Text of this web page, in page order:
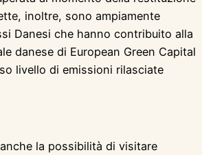
inoltre, sono ampiamente
Danesi che hanno contribuito alla
danese di European Green Capital
livello di emissioni rilasciate
la possibilità di visitare